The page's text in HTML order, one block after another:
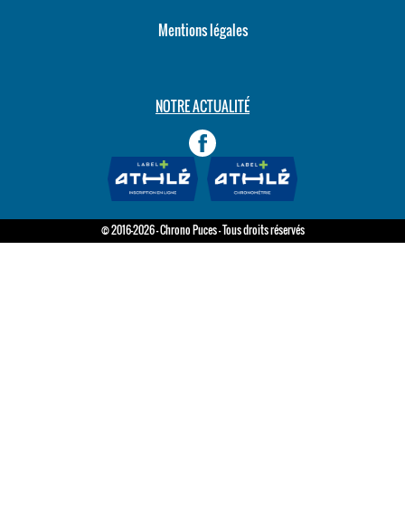
Mentions légales
NOTRE ACTUALITÉ
© 2016-2026 - Chrono Puces - Tous droits réservés